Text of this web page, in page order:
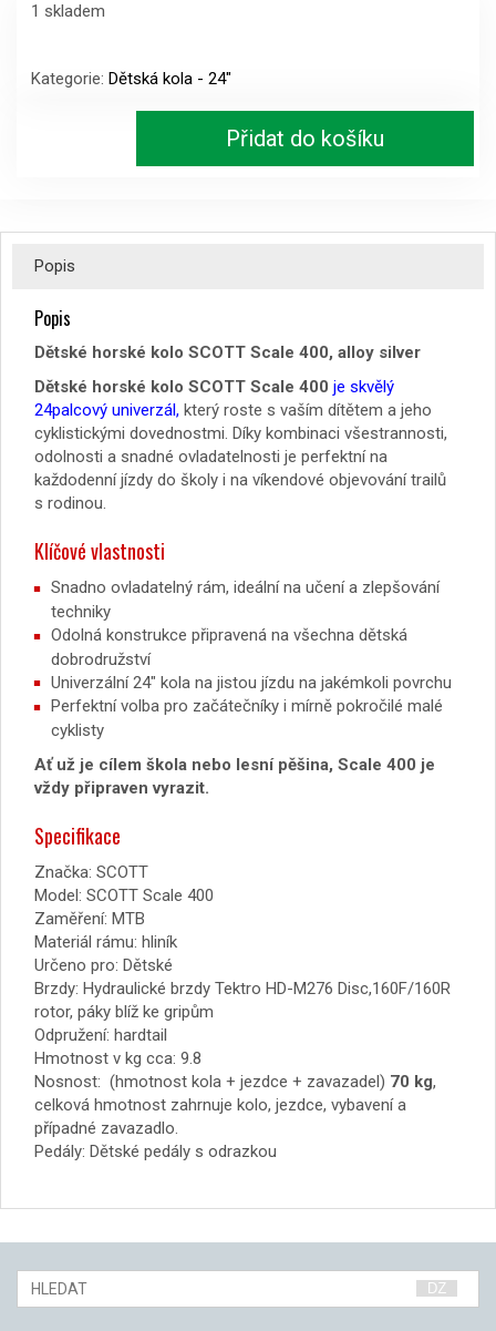
1 skladem
horské
množství
Kategorie: Dětská kola - 24"
Přidat do košíku
Popis
Popis
Dětské horské kolo SCOTT Scale 400, alloy silver
Dětské horské kolo SCOTT Scale 400 je skvělý
24palcový univerzál, který roste s vaším dítětem a jeho
cyklistickými dovednostmi. Díky kombinaci všestrannosti,
odolnosti a snadné ovladatelnosti je perfektní na
každodenní jízdy do školy i na víkendové objevování trailů
s rodinou.
Klíčové vlastnosti
Snadno ovladatelný rám, ideální na učení a zlepšování
techniky
Odolná konstrukce připravená na všechna dětská
dobrodružství
Univerzální 24″ kola na jistou jízdu na jakémkoli povrchu
Perfektní volba pro začátečníky i mírně pokročilé malé
cyklisty
Ať už je cílem škola nebo lesní pěšina, Scale 400 je
vždy připraven vyrazit.
Specifikace
Značka: SCOTT
Model: SCOTT Scale 400
Zaměření: MTB
Materiál rámu: hliník
Určeno pro: Dětské
Brzdy: Hydraulické brzdy Tektro HD-M276 Disc,160F/160R
rotor, páky blíž ke gripům
Odpružení: hardtail
Hmotnost v kg cca: 9 .8
Nosnost: (hmotnost kola + jezdce + zavazadel) 70 kg,
celková hmotnost zahrnuje kolo, jezdce, vybavení a
případné zavazadlo.
Pedály: Dětské pedály s odrazkou